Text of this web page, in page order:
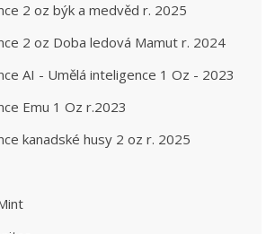
2 oz býk a medvěd r. 2025
2 oz Doba ledová Mamut r. 2024
AI - Umělá inteligence 1 Oz - 2023
Emu 1 Oz r.2023
kanadské husy 2 oz r. 2025